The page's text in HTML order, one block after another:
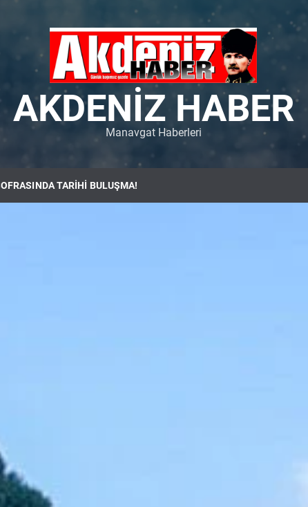
AKDENIZ HABER
Manavgat Haberleri
TARİHİ BULUŞMA!